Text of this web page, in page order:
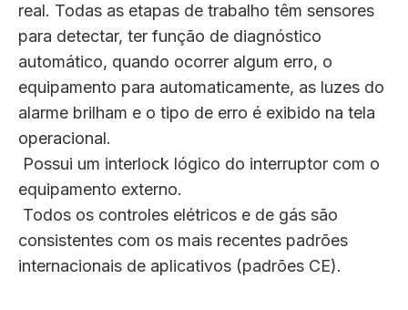
real. Todas as etapas de trabalho têm sensores
para detectar, ter função de diagnóstico
automático, quando ocorrer algum erro, o
equipamento para automaticamente, as luzes do
alarme brilham e o tipo de erro é exibido na tela
operacional.
Possui um interlock lógico do interruptor com o
equipamento externo.
Todos os controles elétricos e de gás são
consistentes com os mais recentes padrões
internacionais de aplicativos (padrões CE).